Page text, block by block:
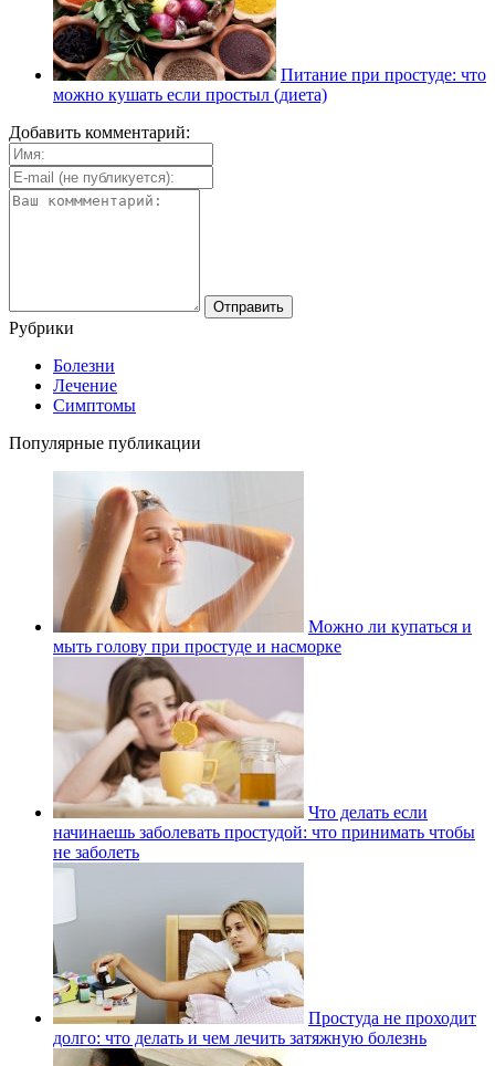
Питание при простуде: что
можно кушать если простыл (диета)
Добавить комментарий:
Рубрики
Болезни
Лечение
Симптомы
Популярные публикации
Можно ли купаться и
мыть голову при простуде и насморке
Что делать если
начинаешь заболевать простудой: что принимать чтобы
не заболеть
Простуда не проходит
долго: что делать и чем лечить затяжную болезнь